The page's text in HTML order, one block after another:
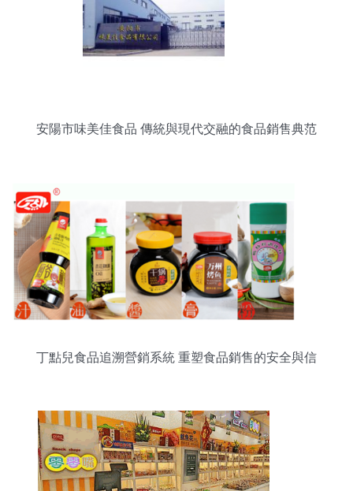
安陽市味美佳食品 傳統與現代交融的食品銷售典范
丁點兒食品追溯營銷系統 重塑食品銷售的安全與信